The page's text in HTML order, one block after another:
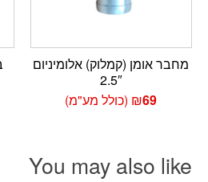
מחבר אומן (קמלוק) אלומיניום
2.5″
₪69 (כולל מע"מ)
You may also like